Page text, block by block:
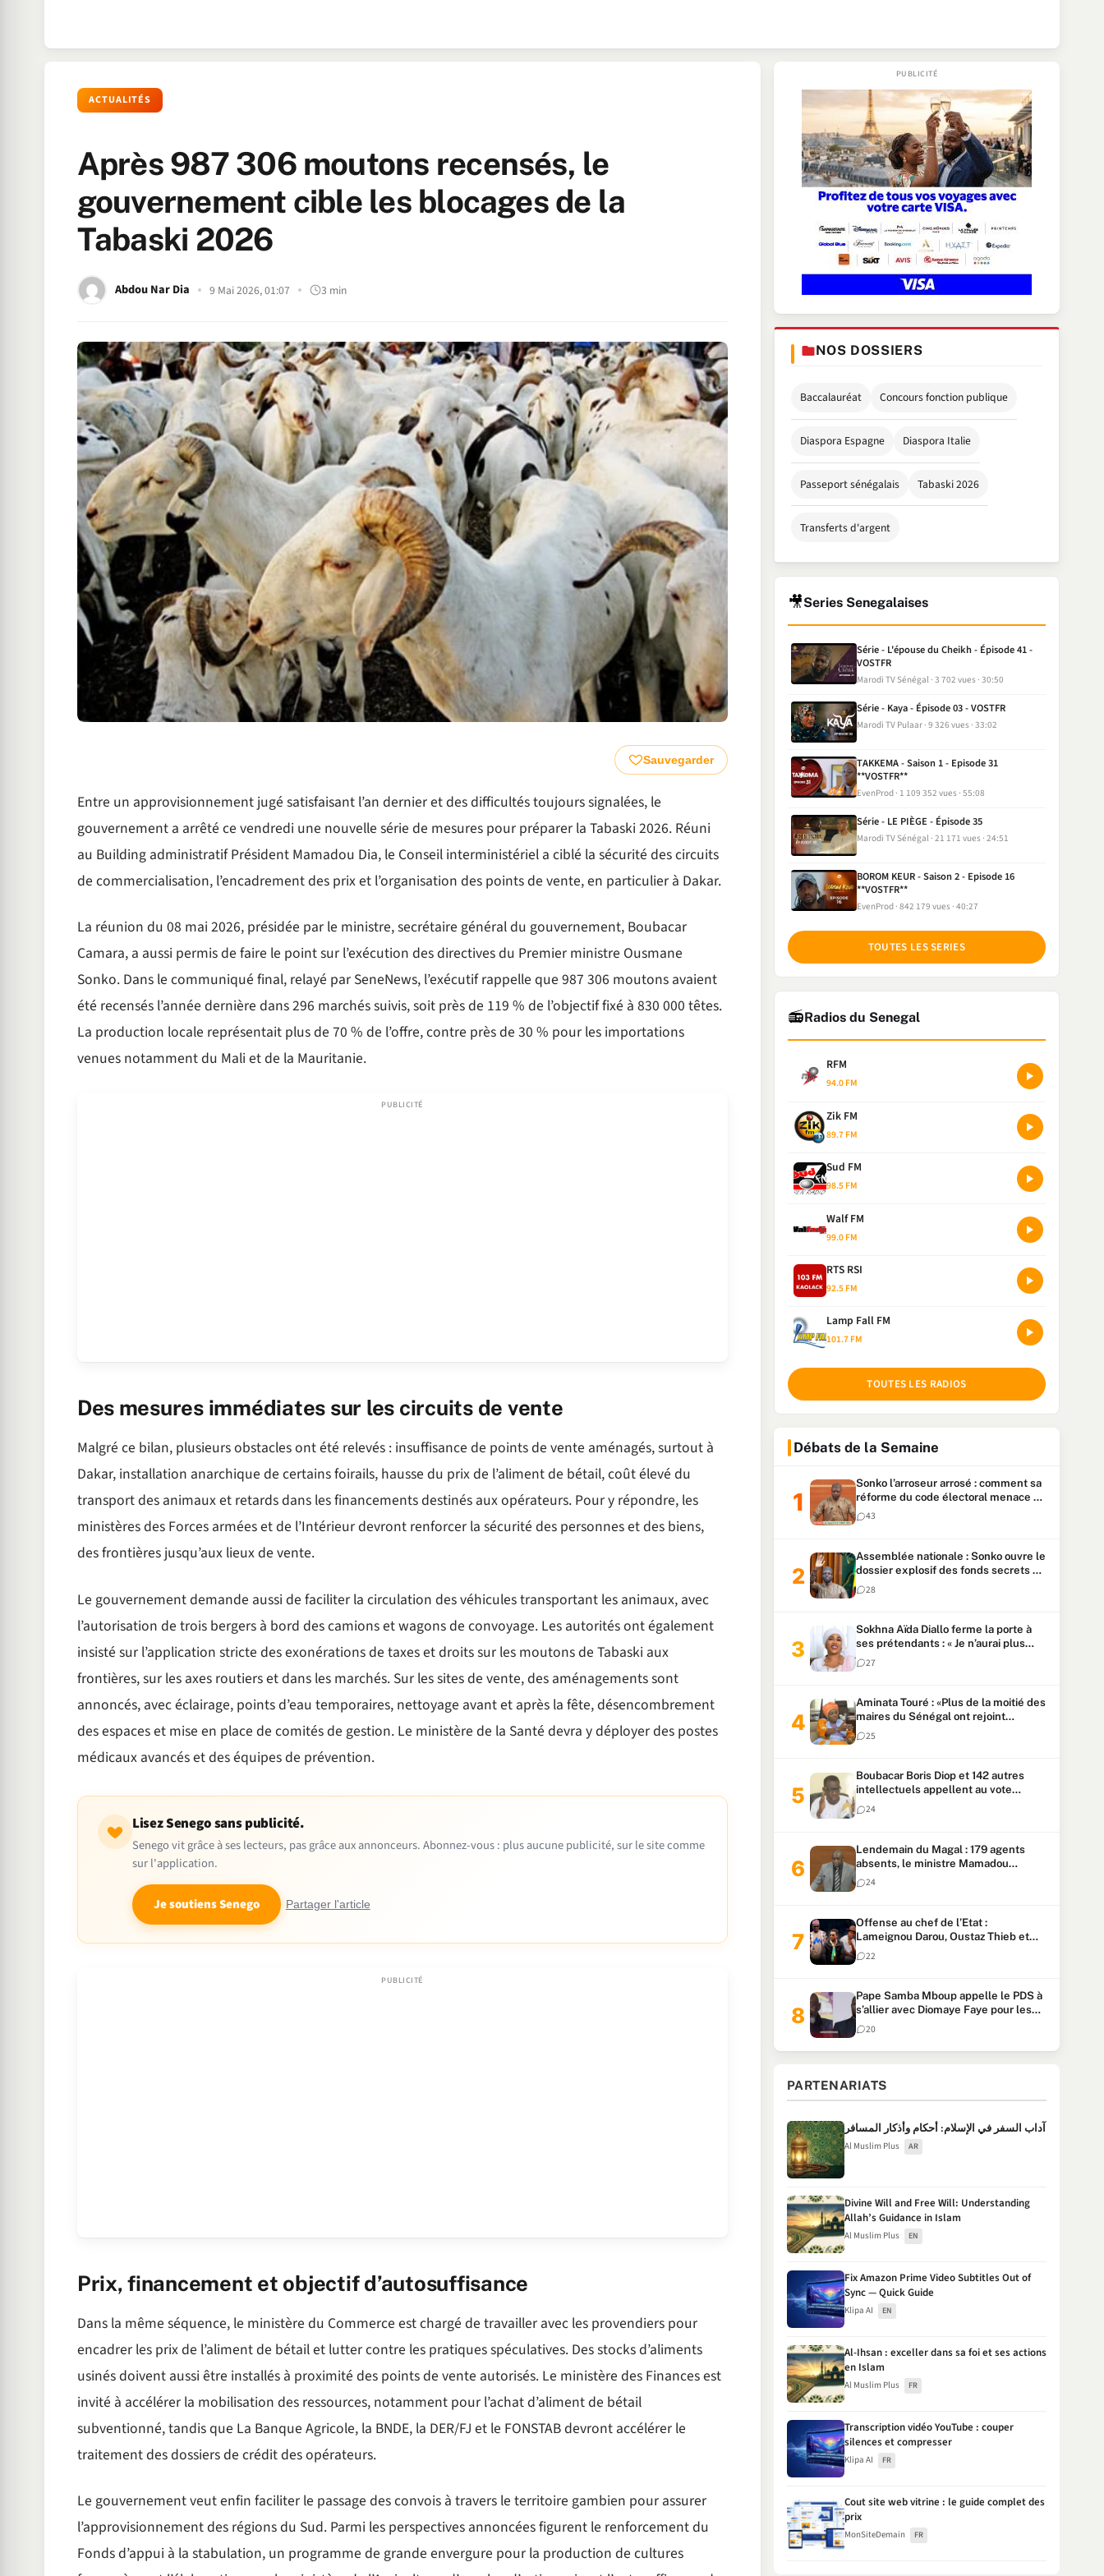
ACTUALITÉS
Après 987 306 moutons recensés, le
gouvernement cible les blocages de la
Tabaski 2026
Abdou Nar Dia 9 Mai 2026, 01:07 3 min
Sauvegarder
Entre un approvisionnement jugé satisfaisant l’an dernier et des difficultés toujours signalées, le
gouvernement a arrêté ce vendredi une nouvelle série de mesures pour préparer la Tabaski 2026. Réuni
au Building administratif Président Mamadou Dia, le Conseil interministériel a ciblé la sécurité des circuits
de commercialisation, l’encadrement des prix et l’organisation des points de vente, en particulier à Dakar.
La réunion du 08 mai 2026, présidée par le ministre, secrétaire général du gouvernement, Boubacar
Camara, a aussi permis de faire le point sur l’exécution des directives du Premier ministre Ousmane
Sonko. Dans le communiqué final, relayé par SeneNews, l’exécutif rappelle que 987 306 moutons avaient
été recensés l’année dernière dans 296 marchés suivis, soit près de 119 % de l’objectif fixé à 830 000 têtes.
La production locale représentait plus de 70 % de l’offre, contre près de 30 % pour les importations
venues notamment du Mali et de la Mauritanie.
Des mesures immédiates sur les circuits de vente
Malgré ce bilan, plusieurs obstacles ont été relevés : insuffisance de points de vente aménagés, surtout à
Dakar, installation anarchique de certains foirails, hausse du prix de l’aliment de bétail, coût élevé du
transport des animaux et retards dans les financements destinés aux opérateurs. Pour y répondre, les
ministères des Forces armées et de l’Intérieur devront renforcer la sécurité des personnes et des biens,
des frontières jusqu’aux lieux de vente.
Le gouvernement demande aussi de faciliter la circulation des véhicules transportant les animaux, avec
l’autorisation de trois bergers à bord des camions et wagons de convoyage. Les autorités ont également
insisté sur l’application stricte des exonérations de taxes et droits sur les moutons de Tabaski aux
frontières, sur les axes routiers et dans les marchés. Sur les sites de vente, des aménagements sont
annoncés, avec éclairage, points d’eau temporaires, nettoyage avant et après la fête, désencombrement
des espaces et mise en place de comités de gestion. Le ministère de la Santé devra y déployer des postes
médicaux avancés et des équipes de prévention.
Lisez Senego sans publicité.
Senego vit grâce à ses lecteurs, pas grâce aux annonceurs. Abonnez-vous : plus aucune publicité, sur le site comme
sur l'application.
Je soutiens Senego Partager l'article
Prix, financement et objectif d’autosuffisance
Dans la même séquence, le ministère du Commerce est chargé de travailler avec les provendiers pour
encadrer les prix de l’aliment de bétail et lutter contre les pratiques spéculatives. Des stocks d’aliments
usinés doivent aussi être installés à proximité des points de vente autorisés. Le ministère des Finances est
invité à accélérer la mobilisation des ressources, notamment pour l’achat d’aliment de bétail
subventionné, tandis que La Banque Agricole, la BNDE, la DER/FJ et le FONSTAB devront accélérer le
traitement des dossiers de crédit des opérateurs.
Le gouvernement veut enfin faciliter le passage des convois à travers le territoire gambien pour assurer
l’approvisionnement des régions du Sud. Parmi les perspectives annoncées figurent le renforcement du
Fonds d’appui à la stabulation, un programme de grande envergure pour la production de cultures
NOS DOSSIERS
Baccalauréat Concours fonction publique
Diaspora Espagne Diaspora Italie
Passeport sénégalais Tabaski 2026
Transferts d'argent
🎥Series Senegalaises
Série - L'épouse du Cheikh - Épisode 41 -
VOSTFR
Marodi TV Sénégal 3 702 vues 30:50
Série - Kaya - Épisode 03 - VOSTFR
Marodi TV Pulaar 9 326 vues 33:02
TAKKEMA - Saison 1 - Episode 31
**VOSTFR**
EvenProd 1 109 352 vues 55:08
Série - LE PIÈGE - Épisode 35
Marodi TV Sénégal 21 171 vues 24:51
BOROM KEUR - Saison 2 - Episode 16
**VOSTFR**
EvenProd 842 179 vues 40:27
TOUTES LES SERIES
📻Radios du Senegal
RFM
94.0 FM
Zik FM
89.7 FM
Sud FM
98.5 FM
Walf FM
99.0 FM
RTS RSI
92.5 FM
Lamp Fall FM
101.7 FM
TOUTES LES RADIOS
Débats de la Semaine
Sonko l’arroseur arrosé : comment sa
réforme du code électoral menace sa
candidature
43
Assemblée nationale : Sonko ouvre le
dossier explosif des fonds secrets et
du patrimoine présidentiel
28
Sokhna Aïda Diallo ferme la porte à
ses prétendants : « Je n’aurai plus
jamais un autre mari »
27
Aminata Touré : «Plus de la moitié des
maires du Sénégal ont rejoint
Kiiraay»
25
Boubacar Boris Diop et 142 autres
intellectuels appellent au vote
urgent de la révision
constitutionnelle
24
Lendemain du Magal : 179 agents
absents, le ministre Mamadou
Lamine Dianté exige des explications
24
Offense au chef de l’Etat :
Lameignou Darou, Oustaz Thieb et
Ndiaye Touba lourdement
condamnés
22
Pape Samba Mboup appelle le PDS à
s’allier avec Diomaye Faye pour les
locales et tacle Sonko
20
PARTENARIATS
آداب السفر في الإسلام: أحكام وأذكار المسافر
Al Muslim Plus AR
Divine Will and Free Will: Understanding
Allah’s Guidance in Islam
Al Muslim Plus EN
Fix Amazon Prime Video Subtitles Out of
Sync — Quick Guide
Klipa AI EN
Al-Ihsan : exceller dans sa foi et ses actions
en Islam
Al Muslim Plus FR
Transcription vidéo YouTube : couper
silences et compresser
Klipa AI FR
Cout site web vitrine : le guide complet des
prix
MonSiteDemain FR